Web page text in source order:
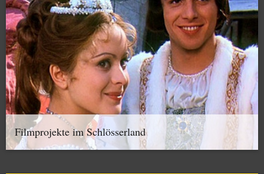
Filmprojekte im Schlösserland